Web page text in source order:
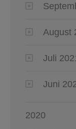
August
Juli
Juni
2020